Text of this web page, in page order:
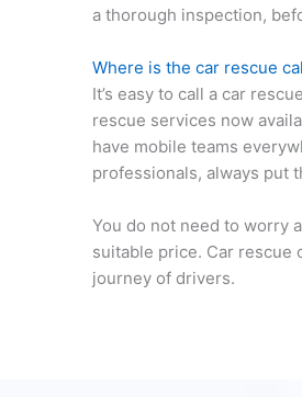
a thorough inspection,
Where is the car rescue
It’s easy to call a car
rescue services now
have mobile teams
professionals, always put
You do not need to worry
suitable price. Car rescue
journey of drivers.